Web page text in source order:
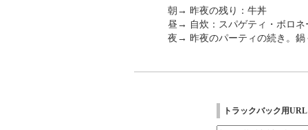
朝→ 昨夜の残り：牛丼
昼→ 自炊：スパゲティ・ボロネ
夜→ 昨夜のパーティの続き。鍋
トラックバック用URL